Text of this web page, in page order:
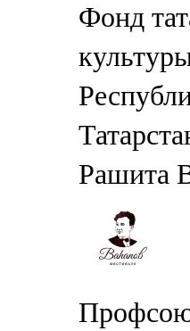
Фонд
Рашита